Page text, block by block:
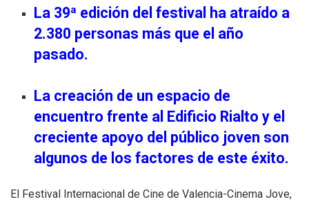
La 39ª edición del festival ha atraído a
2.380 personas más que el año
pasado.
La creación de un espacio de
encuentro frente al Edificio Rialto y el
creciente apoyo del público joven son
algunos de los factores de este éxito.
El Festival Internacional de Cine de Valencia-Cinema Jove,